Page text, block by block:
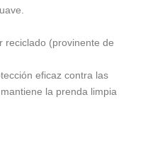
reciclado (provinente de
eficaz contra las
la prenda limpia